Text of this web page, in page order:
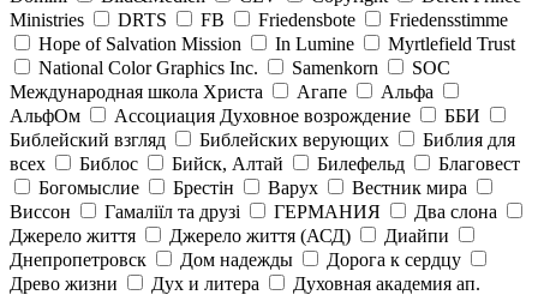
Ministries
DRTS FB Friedensbote
Friedensstimme
Hope of Salvation Mission
In Lumine
Myrtlefield Trust
National Color Graphics Inc.
Samenkorn
SOC
Международная школа Христа
Агапе
Альфа
АльфОм
Ассоциация Духовное возрождение
ББИ
Библейский взгляд
Библейских верующих
Библия для
всех
Библос Бийск, Алтай Билефельд
Благовест
Богомыслие
Брестін Варух
Вестник мира
Виссон
Гамаліїл та друзі ГЕРМАНИЯ
Два слона
Джерело життя
Джерело життя (АСД)
Диайпи
Днепропетровск
Дом надежды
Дорога к сердцу
Древо жизни
Дух и литера
Духовная академия ап.